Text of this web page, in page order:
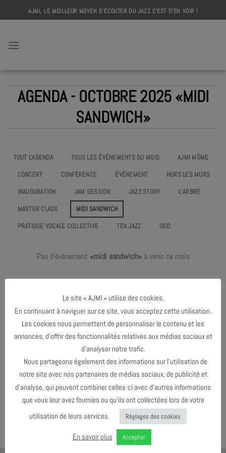
to
AJMI, LE MEILLEUR MOYEN D'ÉCOUTER DU JAZZ C'EST D'EN VOIR !
AGENDA - OCTOBRE 2025 «MIDI
SANDWICH»
TOUT L'AGENDA TOUS LES ÉVÉNEMENTS DU MOIS
AJMI MÔME
CONCERT
CONFÉRENCE ÉVÉNEMENT
HORS LES MURS
INAUGURATION
JAM SESSION JAZZ STORY
L’ARBRE
MASTER CLASS
MIDI SANDWICH
PRATIQUE VOCALE COLLECTIVE
TEA JAZZ UEO
Pas d'événement «midi sandwich» à venir ce mois
AGENDA AU FORMATI
TÉLÉCHARGER LE PROGRAMME
Le site « AJMI » utilise des cookies.
En continuant à naviguer sur ce site, vous acceptez cette utilisation.
Les cookies nous permettent de personnaliser le contenu et les
annonces, d’offrir des fonctionnalités relatives aux médias sociaux et
d’analyser notre trafic.
Nous partageons également des informations sur l’utilisation de
notre site avec nos partenaires de médias sociaux, de publicité et
d’analyse, qui peuvent combiner celles-ci avec d’autres informations
que vous leur avez fournies ou qu’ils ont collectées lors de votre
utilisation de leurs services.
Réglages des cookies
En savoir plus Accepter